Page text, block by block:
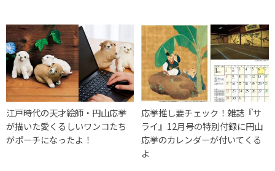
江戸時代の天才絵師・円山応挙
が描いた愛くるしいワンコたち
がポーチになったよ！
応挙推し要チェック！雑誌『サ
ライ』12月号の特別付録に円山
応挙のカレンダーが付いてくる
よ